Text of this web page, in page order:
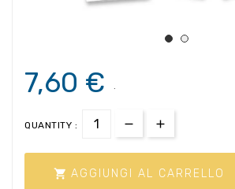
7,60 € .
QUANTITY :
 AGGIUNGI AL CARRELLO